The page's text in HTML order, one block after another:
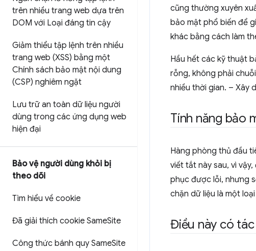
trên nhiều trang web dựa trên
DOM với Loại đáng tin cậy
Giảm thiểu tập lệnh trên nhiều
trang web (XSS) bằng một
Chính sách bảo mật nội dung
(CSP) nghiêm ngặt
Lưu trữ an toàn dữ liệu người
dùng trong các ứng dụng web
hiện đại
Bảo vệ người dùng khỏi bị
theo dõi
Tìm hiểu về cookie
Đã giải thích cookie SameSite
Công thức bánh quy SameSite
cũng thường xuyên
bảo mật phổ biến để
khác bằng cách làm
Hầu hết các kỹ thuật
rỗng, không phải
nhiều thời gian. – Xây
Tính năng bảo
Hàng phòng thủ đầu
viết tắt này sau, vì
phục được lỗi, nhưng
chặn dữ liệu là một
Điều này có tác